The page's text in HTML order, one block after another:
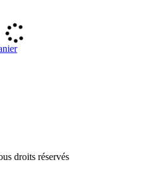
droits réservés